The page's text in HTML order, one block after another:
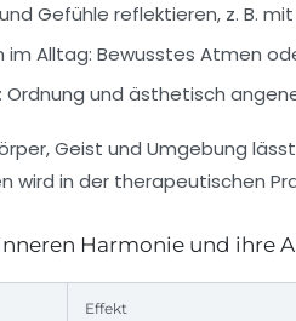
Gefühle reflektieren, z. B.
im Alltag: Bewusstes Atmen
Ordnung und ästhetisch
Geist und Umgebung
wird in der therapeutischen
Harmonie und ihre
Effekt